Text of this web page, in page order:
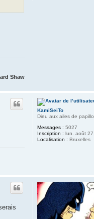
Shaw
KamiSeiTo
Dieu aux ailes de
Messages : 5027
Inscription : lun. août
Localisation : Bruxelles